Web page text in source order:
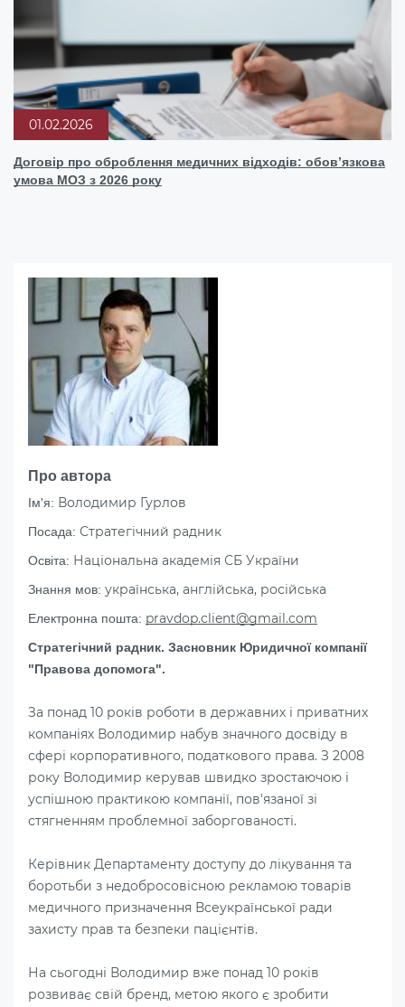
01.02.2026
Договір про оброблення медичних відходів: обовʼязкова
умова МОЗ з 2026 року
Про автора
Ім'я: Володимир Гурлов
Посада: Стратегічний радник
Освіта: Національна академія СБ України
Знання мов: українська, англійська, російська
Електронна пошта: pravdop.client@gmail.com
Стратегічний радник. Засновник Юридичної компанії
"Правова допомога".
За понад 10 років роботи в державних і приватних
компаніях Володимир набув значного досвіду в
сфері корпоративного, податкового права. З 2008
року Володимир керував швидко зростаючою і
успішною практикою компанії, пов'язаної зі
стягненням проблемної заборгованості.
Керівник Департаменту доступу до лікування та
боротьби з недобросовісною рекламою товарів
медичного призначення Всеукраїнської ради
захисту прав та безпеки пацієнтів.
На сьогодні Володимир вже понад 10 років
розвиває свій бренд, метою якого є зробити